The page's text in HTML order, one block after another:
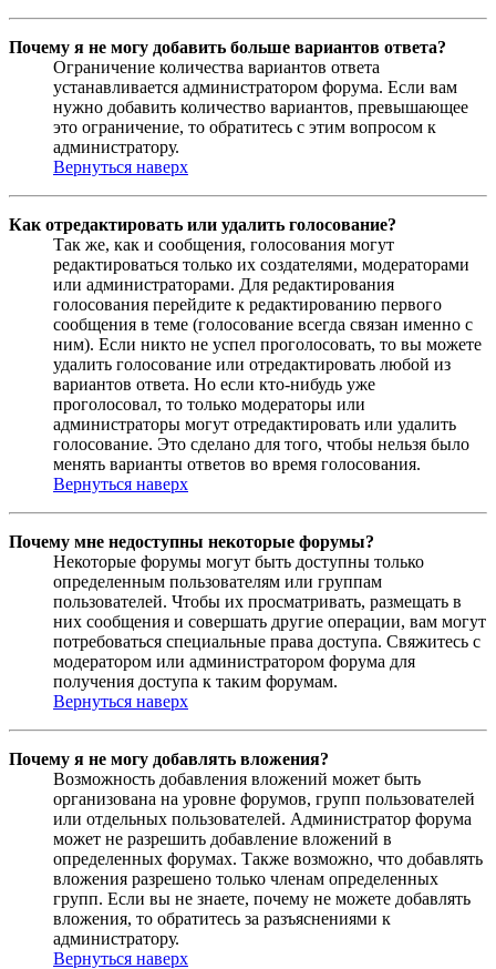
Почему я не могу добавить больше вариантов ответа?
Ограничение количества вариантов ответа
устанавливается администратором форума. Если вам
нужно добавить количество вариантов, превышающее
это ограничение, то обратитесь с этим вопросом к
администратору.
Вернуться наверх
Как отредактировать или удалить голосование?
Так же, как и сообщения, голосования могут
редактироваться только их создателями, модераторами
или администраторами. Для редактирования
голосования перейдите к редактированию первого
сообщения в теме (голосование всегда связан именно с
ним). Если никто не успел проголосовать, то вы можете
удалить голосование или отредактировать любой из
вариантов ответа. Но если кто-нибудь уже
проголосовал, то только модераторы или
администраторы могут отредактировать или удалить
голосование. Это сделано для того, чтобы нельзя было
менять варианты ответов во время голосования.
Вернуться наверх
Почему мне недоступны некоторые форумы?
Некоторые форумы могут быть доступны только
определенным пользователям или группам
пользователей. Чтобы их просматривать, размещать в
них сообщения и совершать другие операции, вам могут
потребоваться специальные права доступа. Свяжитесь с
модератором или администратором форума для
получения доступа к таким форумам.
Вернуться наверх
Почему я не могу добавлять вложения?
Возможность добавления вложений может быть
организована на уровне форумов, групп пользователей
или отдельных пользователей. Администратор форума
может не разрешить добавление вложений в
определенных форумах. Также возможно, что добавлять
вложения разрешено только членам определенных
групп. Если вы не знаете, почему не можете добавлять
вложения, то обратитесь за разъяснениями к
администратору.
Вернуться наверх